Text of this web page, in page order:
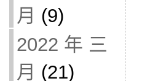
月 (9)
2022 年 三
月 (21)